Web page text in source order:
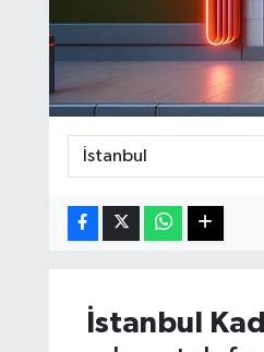
İstanbul